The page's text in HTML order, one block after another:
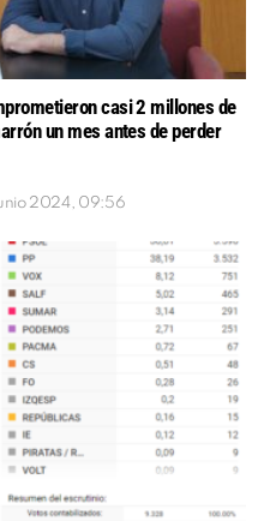
casi 2 millones de
un mes antes de perder
junio 2024, 09:56